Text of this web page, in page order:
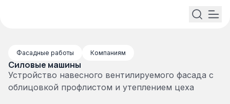
Фасадные работы Компаниям
Силовые машины
Устройство навесного вентилируемого фасада с
облицовкой профлистом и утеплением цеха